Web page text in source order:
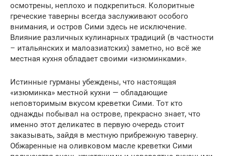
осмотрены, неплохо и подкрепиться. Колоритные
греческие таверны всегда заслуживают особого
внимания, и остров Сими здесь не исключение.
Влияние различных кулинарных традиций (в частности
– итальянских и малоазиатских) заметно, но всё же
местная кухня обладает своими «изюминками».
Истинные гурманы убеждены, что настоящая
«изюминка» местной кухни — обладающие
неповторимым вкусом креветки Сими. Тот кто
однажды побывал на острове, прекрасно знает, что
именно этот деликатес в первую очередь стоит
заказывать, зайдя в местную прибрежную таверну.
Обжаренные на оливковом масле креветки Сими